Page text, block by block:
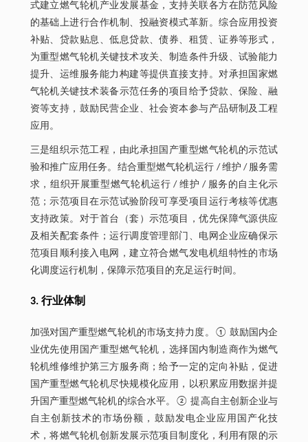
式建立燃气轮机产业发展基金，支持关联各方在防范风险
的基础上进行合作机制、投融资模式革新。综合应用投资
补贴、贷款贴息、低息贷款、债券、租赁、证券等形式，
为重型燃气轮机关键技术攻关、制造条件升级、试验能力
提升、运维服务能力构建等提供直接支持。对承担国家燃
气轮机关键技术装备示范任务的项目给予贷款、保险、融
资等支持，鼓励民营企业、社会资本参与产品研制及工程
应用。
三是组织示范工程，由此承担国产重型燃气轮机的示范试
验和推广应用任务。结合重型燃气轮机运行 / 维护 / 服务需
求，组织开展重型燃气轮机运行 / 维护 / 服务的自主化示
范；示范项目在示范试验阶段可享受项目运行考核等优惠
支持政策。对于首台（套）示范项目，优先保障气源供应
及相关配套条件；运行调度管理部门、电网企业应确保示
范项目顺利接入电网，建立符合燃气发电机组特性的市场
化调度运行机制，保障示范项目的充足运行时间。
3. 行业体制
加强对国产重型燃气轮机的市场支持力度。① 鼓励国内企
业优先使用国产重型燃气轮机，选择国内制造商作为燃气
轮机维修维护第三方服务商；给予一定的定向补贴，促进
国产重型燃气轮机尽快规模化应用，以积累应用数据并提
升国产重型燃气轮机的综合水平。② 提高自主创新企业与
自主创新技术的市场份额，鼓励发电企业应用国产化技
术，将燃气轮机创新发展示范项目制度化，利用有限的示